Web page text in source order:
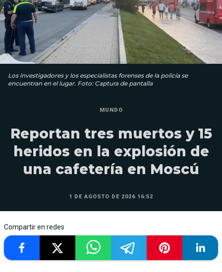
Los investigadores y los especialistas forenses de la policía se
encuentran en el lugar. Foto: Captura de pantalla
MUNDO
Reportan tres muertos y 15
heridos en la explosión de
una cafetería en Moscú
1 DE AGOSTO DE 2026 16:52
Compartir en redes